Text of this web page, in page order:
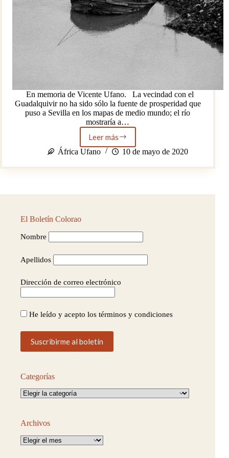
En memoria de Vicente Ufano. La vecindad con el
Guadalquivir no ha sido sólo la fuente de prosperidad que
puso a Sevilla en los mapas de medio mundo; el río
mostraría a…
Leer más
Sevilla
y
Guadalquivir.
África Ufano 10 de mayo de 2020
El Boletín Colorao
Nombre
Apellidos
Dirección de correo electrónico
He leído y acepto los términos y condiciones
Categorías
Categorías
Archivos
Archivos